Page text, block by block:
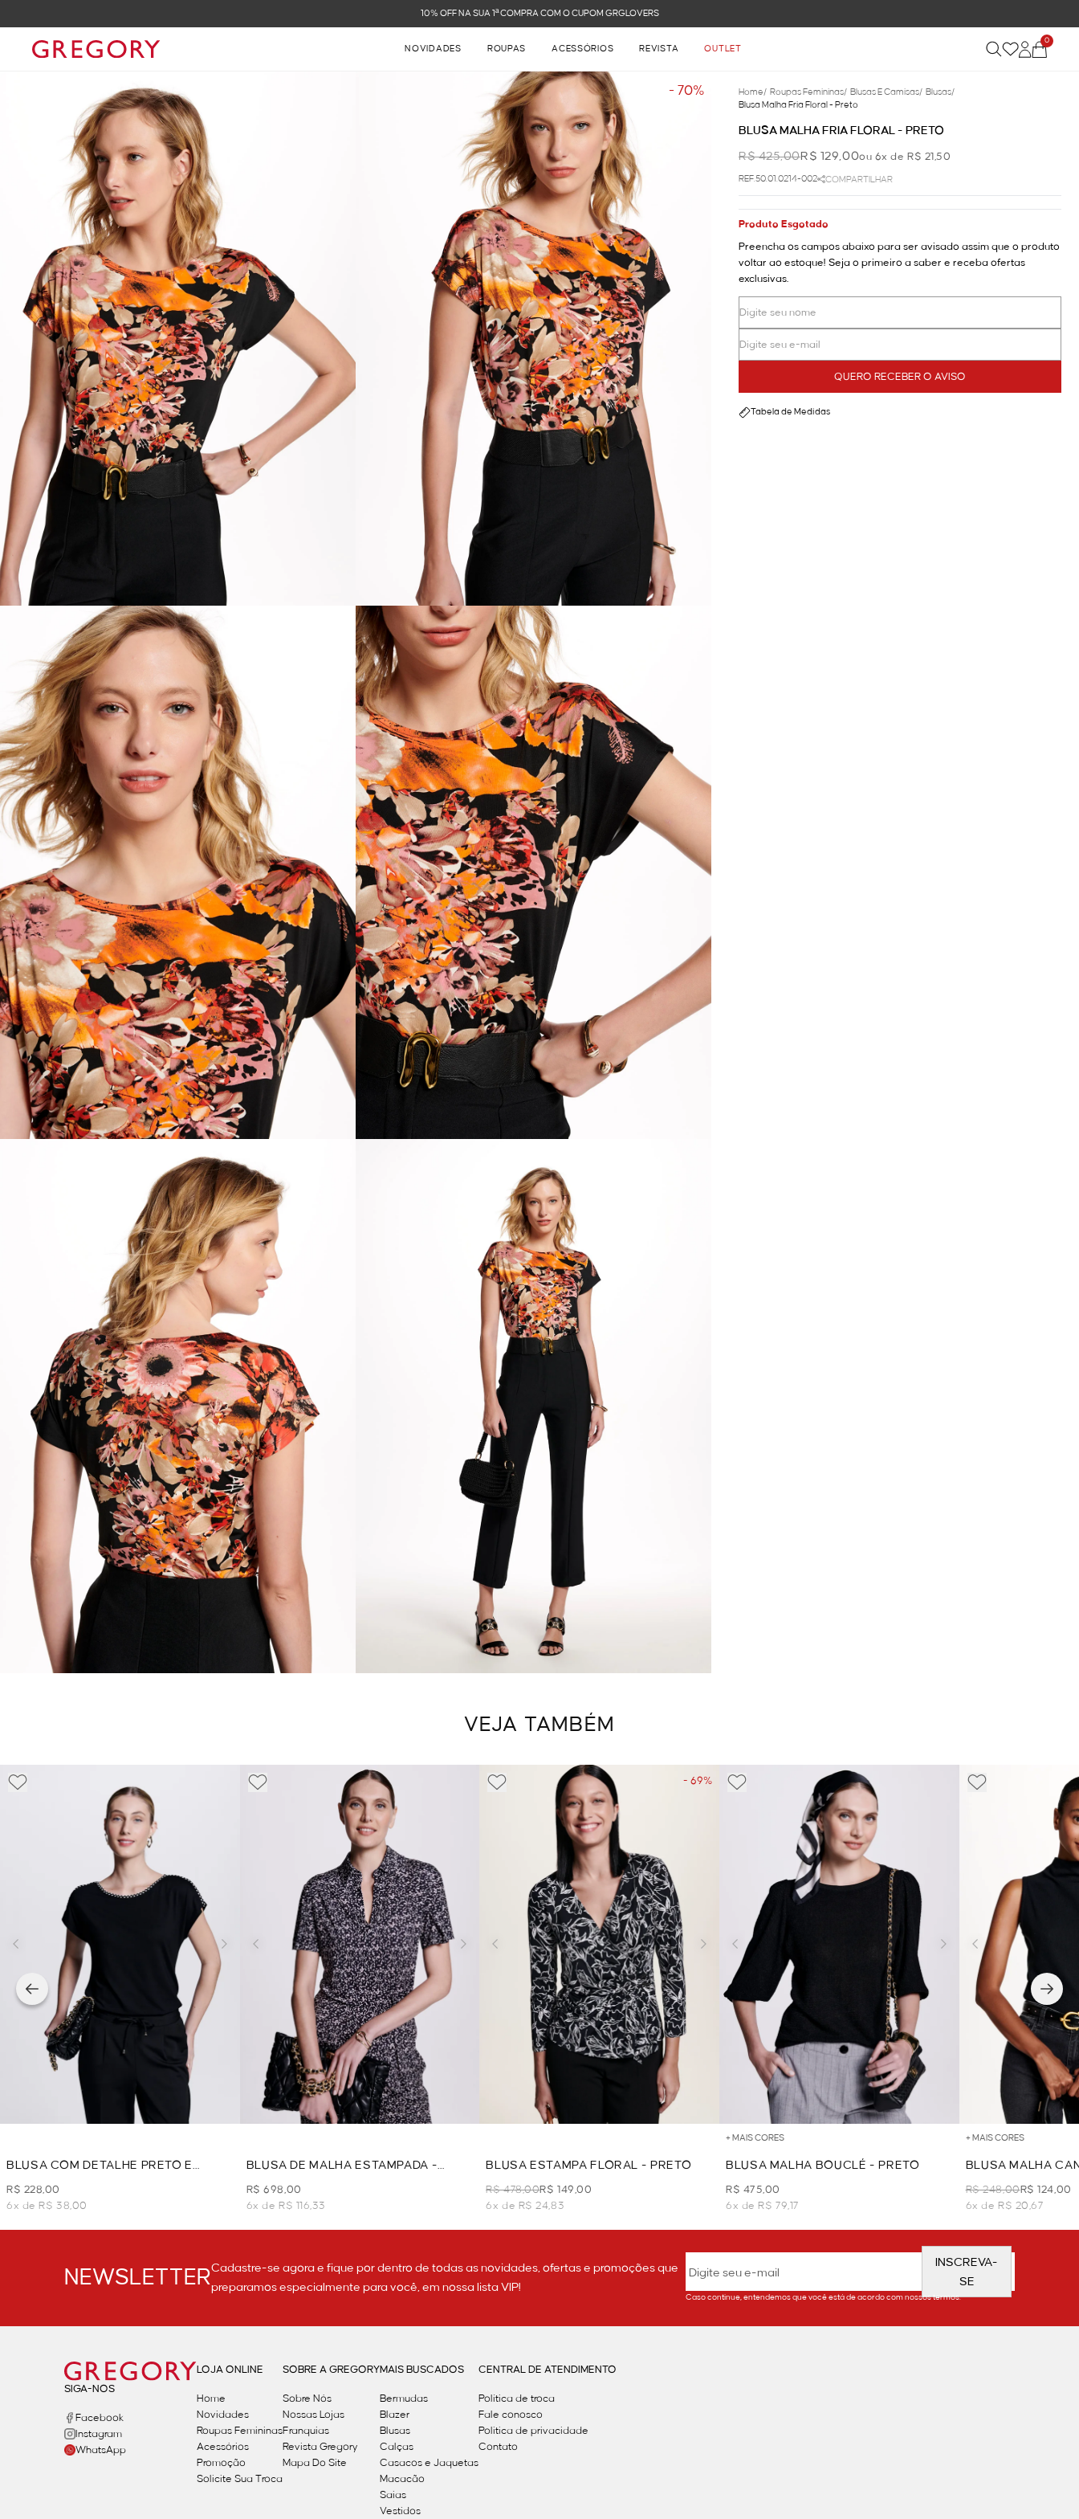
FRETE GRÁTIS NAS COMPRAS ACIMA DE R$ 899
NOVIDADES ROUPAS ACESSÓRIOS REVISTA OUTLET
0
- 70% Home/ Roupas Femininas/ Blusas E Camisas/ Blusas/
Blusa Malha Fria Floral - Preto
BLUSA MALHA FRIA FLORAL - PRETO
R$ 425,00R$ 129,00ou 6x de R$ 21,50
REF.50.01.0214-002 COMPARTILHAR
Produto Esgotado
Preencha os campos abaixo para ser avisado assim que o produto
voltar ao estoque! Seja o primeiro a saber e receba ofertas
exclusivas.
QUERO RECEBER O AVISO
Tabela de Medidas
VEJA TAMBÉM
BLUSA COM DETALHE PRETO E
BRANCO - PRETO
R$ 228,00
6x de R$ 38,00
BLUSA DE MALHA ESTAMPADA -
PRETO
R$ 698,00
6x de R$ 116,33
- 69%
BLUSA ESTAMPA FLORAL - PRETO
R$ 478,00R$ 149,00
6x de R$ 24,83
+ MAIS CORES
BLUSA MALHA BOUCLÉ - PRETO
R$ 475,00
6x de R$ 79,17
+ MAIS CORES
BLUSA MALHA
R$ 248,00R$ 124,00
6x de R$ 20,67
NEWSLETTERCadastre-se agora e fique por dentro de todas as novidades, ofertas e promoções que
preparamos especialmente para você, em nossa lista VIP!
INSCREVA-
SE
Caso continue, entendemos que você está de acordo com nossos termos.
SIGA-NOS
Facebook
Instagram
WhatsApp
LOJA ONLINE
Home
Novidades
Roupas Femininas
Acessórios
Promoção
Solicite Sua Troca
SOBRE A GREGORY
Sobre Nós
Nossas Lojas
Franquias
Revista Gregory
Mapa Do Site
MAIS BUSCADOS
Bermudas
Blazer
Blusas
Calças
Casacos e Jaquetas
Macacão
Saias
Vestidos
CENTRAL DE ATENDIMENTO
Política de troca
Fale conosco
Politica de privacidade
Contato